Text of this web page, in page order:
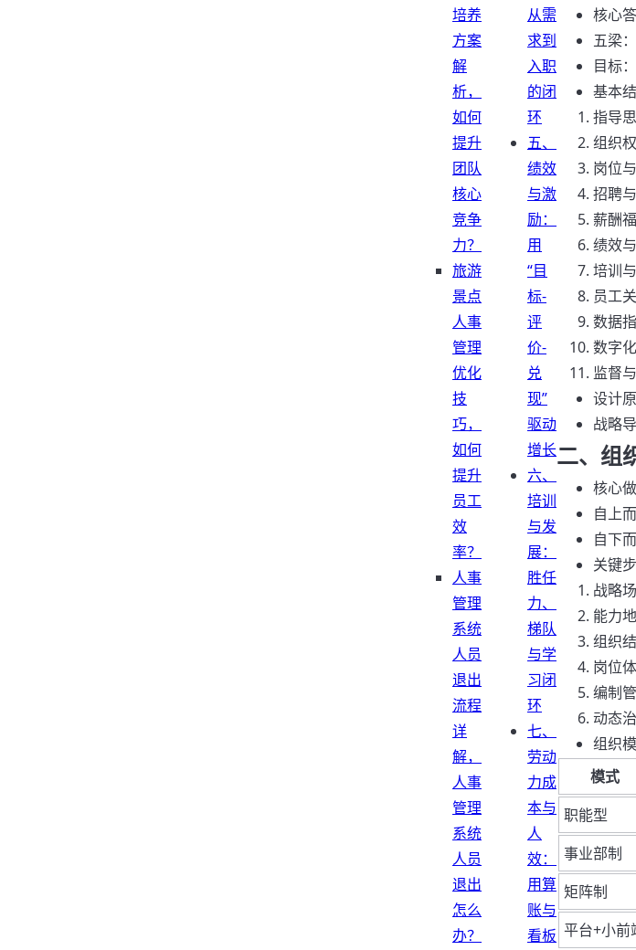
培养
方案
解
析，
如何
提升
团队
核心
竞争
力？
旅游
景点
人事
管理
优化
技
巧，
如何
提升
员工
效
率？
人事
管理
系统
人员
退出
流程
详
解，
人事
管理
系统
人员
退出
怎么
办？
从需
求到
入职
的闭
环
五、
绩效
与激
励：
用
“目
标-
评
价-
兑
现”
驱动
增长
六、
培训
与发
展：
胜任
力、
梯队
与学
习闭
环
七、
劳动
力成
本与
人
效：
用算
账与
看板
核心
五梁
目标
基本
指导
组织
岗位
招聘
薪酬
绩效
培训
员工
数据
数字
监督
设计
战略
二、组
核心
自上
自下
关键
战略
能力
组织
岗位
编制
动态
组织
模式
职能型
事业部制
矩阵制
平台+小前